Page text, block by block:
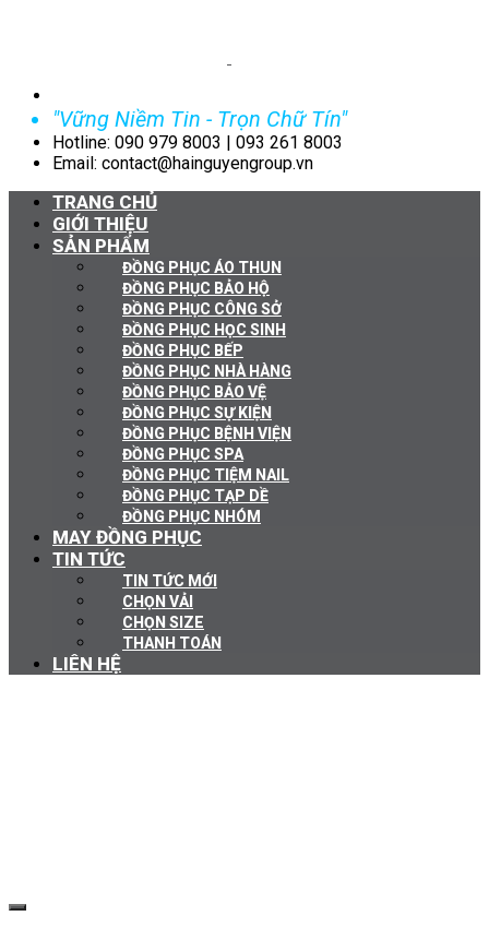
"Vững Niềm Tin - Trọn Chữ Tín"
Hotline: 090 979 8003 | 093 261 8003
Email: contact@hainguyengroup.vn
TRANG CHỦ
GIỚI THIỆU
SẢN PHẨM
ĐỒNG PHỤC ÁO THUN
ĐỒNG PHỤC BẢO HỘ
ĐỒNG PHỤC CÔNG SỞ
ĐỒNG PHỤC HỌC SINH
ĐỒNG PHỤC BẾP
ĐỒNG PHỤC NHÀ HÀNG
ĐỒNG PHỤC BẢO VỆ
ĐỒNG PHỤC SỰ KIỆN
ĐỒNG PHỤC BỆNH VIỆN
ĐỒNG PHỤC SPA
ĐỒNG PHỤC TIỆM NAIL
ĐỒNG PHỤC TẠP DỀ
ĐỒNG PHỤC NHÓM
MAY ĐỒNG PHỤC
TIN TỨC
TIN TỨC MỚI
CHỌN VẢI
CHỌN SIZE
THANH TOÁN
LIÊN HỆ